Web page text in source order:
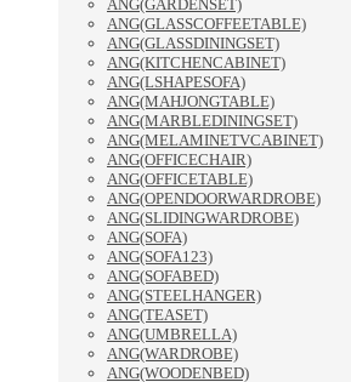
ANG(GARDENSET)
ANG(GLASSCOFFEETABLE)
ANG(GLASSDININGSET)
ANG(KITCHENCABINET)
ANG(LSHAPESOFA)
ANG(MAHJONGTABLE)
ANG(MARBLEDININGSET)
ANG(MELAMINETVCABINET)
ANG(OFFICECHAIR)
ANG(OFFICETABLE)
ANG(OPENDOORWARDROBE)
ANG(SLIDINGWARDROBE)
ANG(SOFA)
ANG(SOFA123)
ANG(SOFABED)
ANG(STEELHANGER)
ANG(TEASET)
ANG(UMBRELLA)
ANG(WARDROBE)
ANG(WOODENBED)